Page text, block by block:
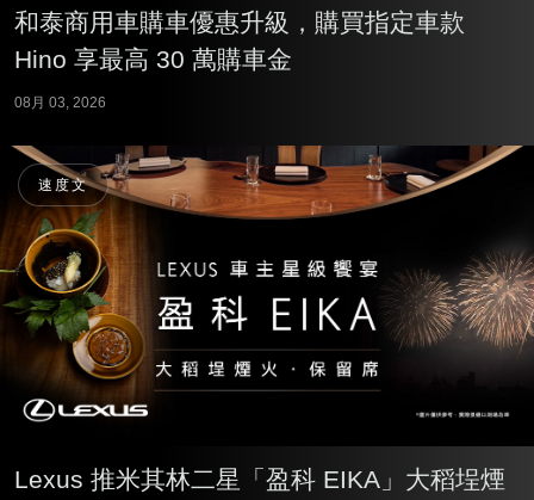
和泰商用車購車優惠升級，購買指定車款
Hino 享最高 30 萬購車金
08月 03, 2026
速度文
Lexus 推米其林二星「盈科 EIKA」大稻埕煙